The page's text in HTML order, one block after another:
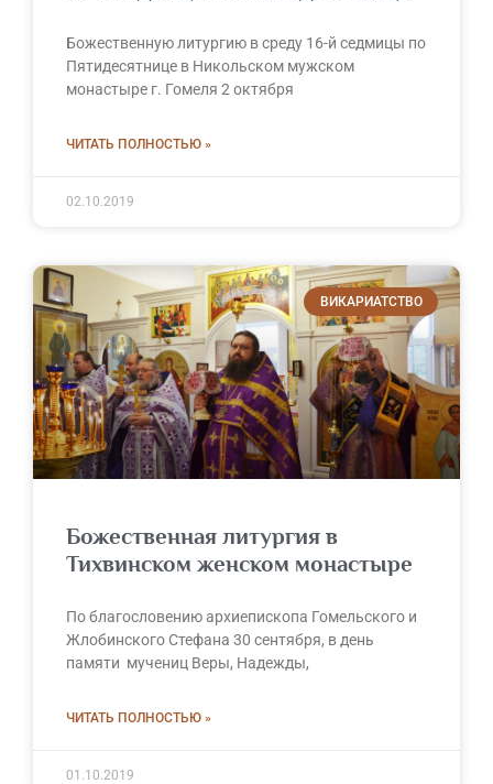
Божественную литургию в среду 16-й седмицы по
Пятидесятнице в Никольском мужском
монастыре г. Гомеля 2 октября
ЧИТАТЬ ПОЛНОСТЬЮ »
02.10.2019
ВИКАРИАТСТВО
Божественная литургия в
Тихвинском женском монастыре
По благословению архиепископа Гомельского и
Жлобинского Стефана 30 сентября, в день
памяти мучениц Веры, Надежды,
ЧИТАТЬ ПОЛНОСТЬЮ »
01.10.2019